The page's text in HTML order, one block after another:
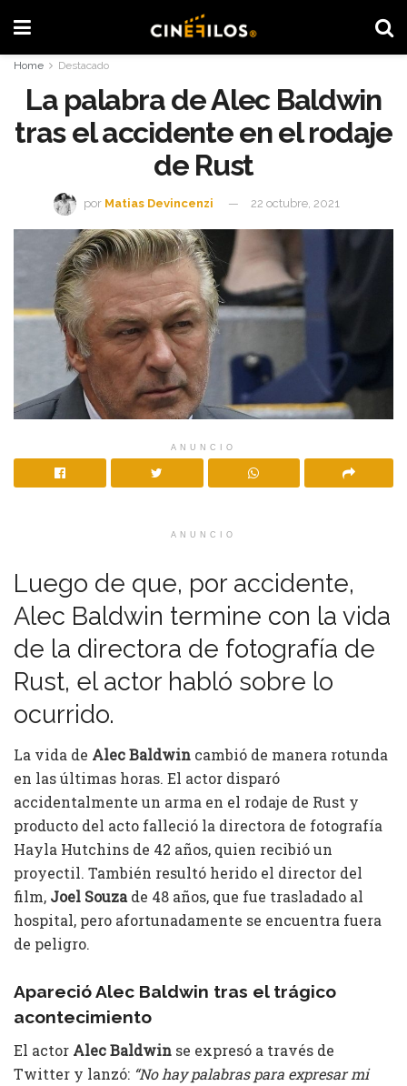
Home Destacado
La palabra de Alec Baldwin
tras el accidente en el rodaje
de Rust
por Matias Devincenzi 22 octubre, 2021
ANUNCIO
ANUNCIO
Luego de que, por accidente,
Alec Baldwin termine con la vida
de la directora de fotografía de
Rust, el actor habló sobre lo
ocurrido.
La vida de Alec Baldwin cambió de manera rotunda
en las últimas horas. El actor disparó
accidentalmente un arma en el rodaje de Rust y
producto del acto falleció la directora de fotografía
Hayla Hutchins de 42 años, quien recibió un
proyectil. También resultó herido el director del
film, Joel Souzade 48 años, que fue trasladado al
hospital, pero afortunadamente se encuentra fuera
de peligro.
Apareció Alec Baldwin tras el trágico
acontecimiento
El actor Alec Baldwin se expresó a través de
Twitter y lanzó: “No hay palabras para expresar mi